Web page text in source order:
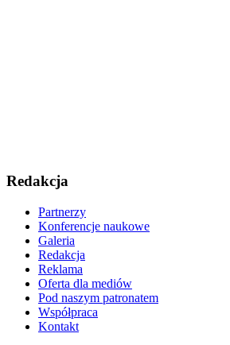
Redakcja
Partnerzy
Konferencje naukowe
Galeria
Redakcja
Reklama
Oferta dla mediów
Pod naszym patronatem
Współpraca
Kontakt